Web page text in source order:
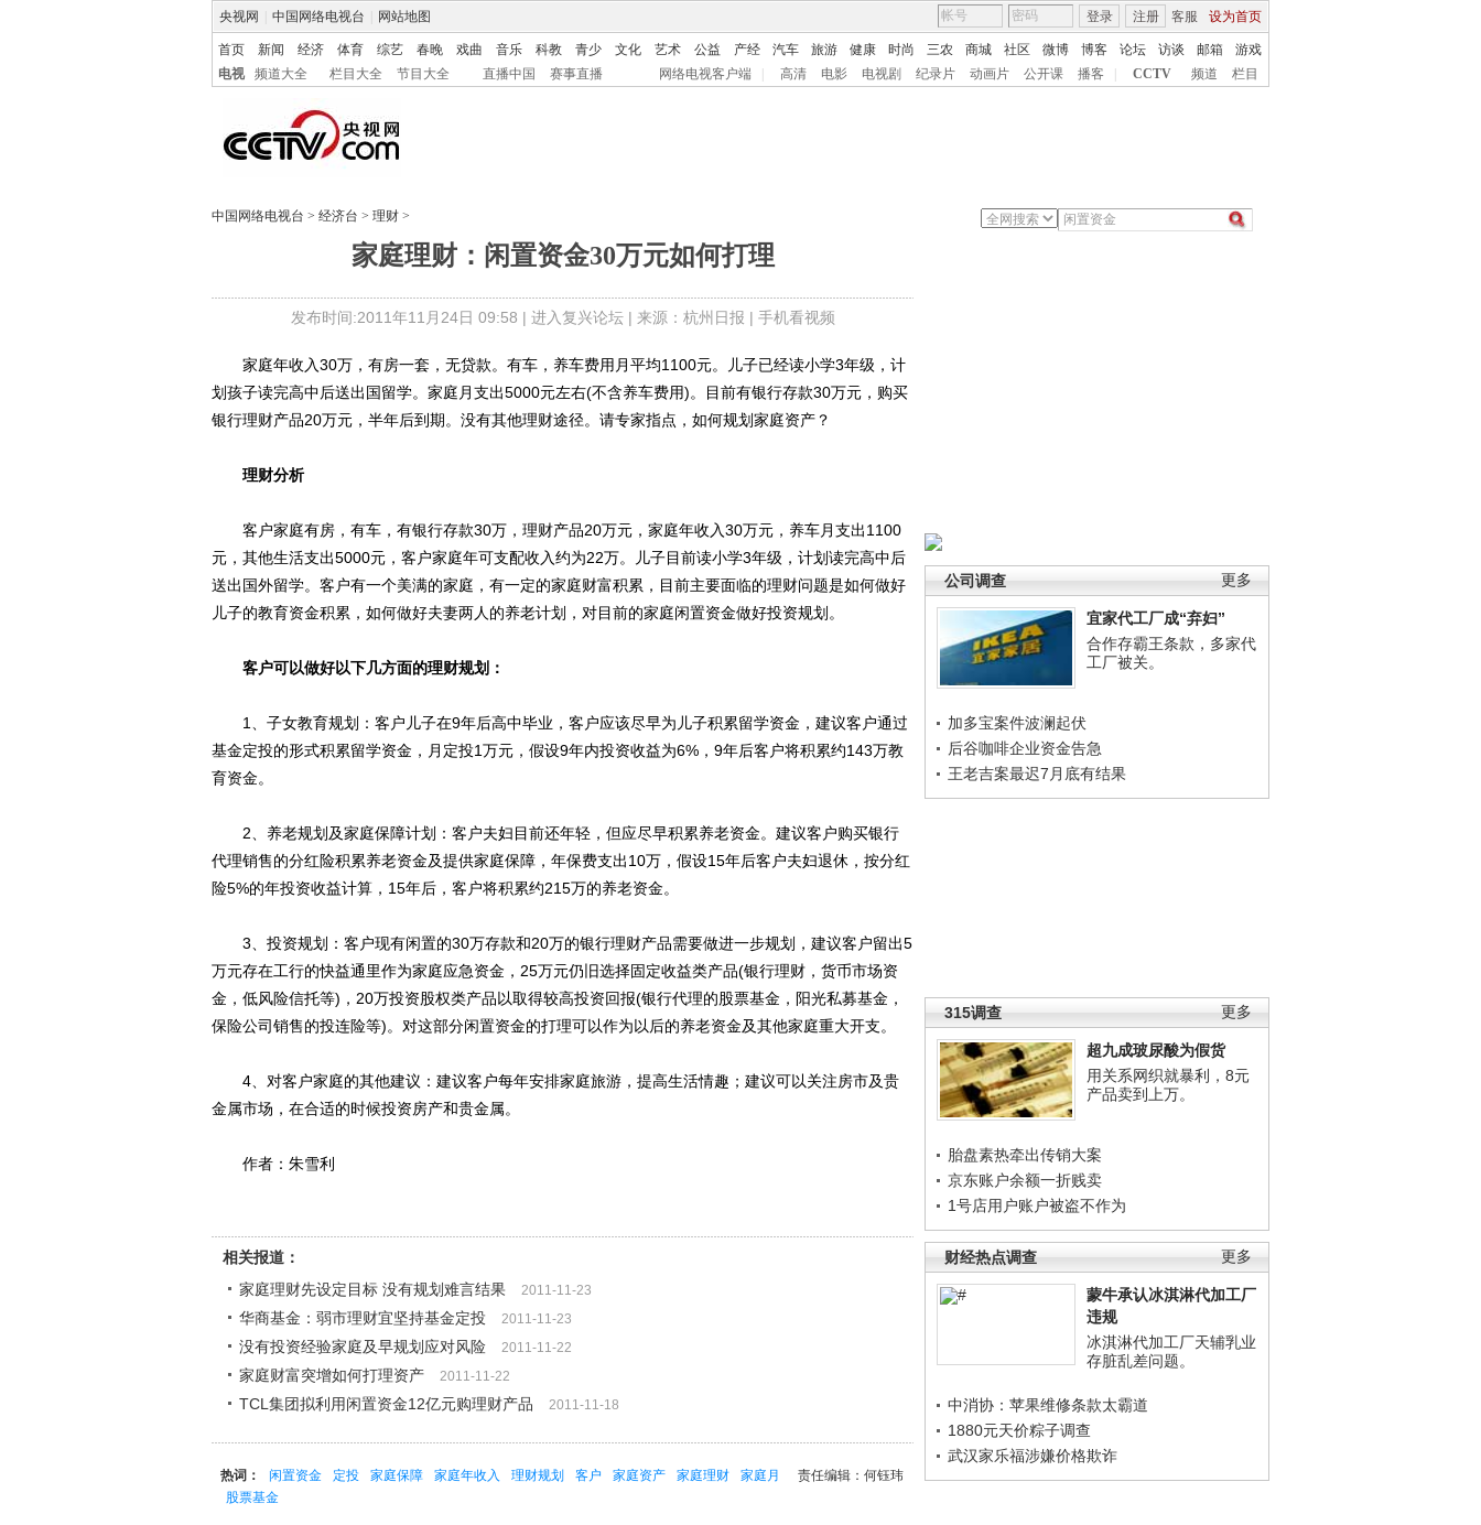
央视网 中国网络电视台 网站地图 客服 设为首页
登录 注册
首页 新闻 经济 体育 综艺 春晚 戏曲 音乐 科教 青少 文化 艺术 公益 产经 汽车 旅游 健康 时尚 三农 商城 社区 微博 博客 论坛 访谈 邮箱
游戏
电视
频道大全 栏目大全 节目大全 直播中国 赛事直播 网络电视客户端 高清 电影 电视剧 纪录片 动画片 公开课 播客 CCTV 频道 栏目
中国网络电视台 > 经济台 > 理财 >
家庭理财：闲置资金30万元如何打理
发布时间:2011年11月24日 09:58 | 进入复兴论坛| 来源：杭州日报 | 手机看视频
更多
公司调查
宜家代工厂成“弃妇”
合作存霸王条款，多家代
工厂被关。
加多宝案件波澜起伏
后谷咖啡企业资金告急
王老吉案最迟7月底有结果
更多
315调查
超九成玻尿酸为假货
用关系网织就暴利，8元
产品卖到上万。
胎盘素热牵出传销大案
京东账户余额一折贱卖
1号店用户账户被盗不作为
更多
财经热点调查
蒙牛承认冰淇淋代加工厂
违规
冰淇淋代加工厂天辅乳业
存脏乱差问题。
中消协：苹果维修条款太霸道
1880元天价粽子调查
武汉家乐福涉嫌价格欺诈
家庭年收入30万，有房一套，无贷款。有车，养车费用月平均1100元。儿子已经读小学3年级，计
划孩子读完高中后送出国留学。家庭月支出5000元左右(不含养车费用)。目前有银行存款30万元，购买
银行理财产品20万元，半年后到期。没有其他理财途径。请专家指点，如何规划家庭资产？
理财分析
客户家庭有房，有车，有银行存款30万，理财产品20万元，家庭年收入30万元，养车月支出1100
元，其他生活支出5000元，客户家庭年可支配收入约为22万。儿子目前读小学3年级，计划读完高中后
送出国外留学。客户有一个美满的家庭，有一定的家庭财富积累，目前主要面临的理财问题是如何做好
儿子的教育资金积累，如何做好夫妻两人的养老计划，对目前的家庭闲置资金做好投资规划。
客户可以做好以下几方面的理财规划：
1、子女教育规划：客户儿子在9年后高中毕业，客户应该尽早为儿子积累留学资金，建议客户通过
基金定投的形式积累留学资金，月定投1万元，假设9年内投资收益为6%，9年后客户将积累约143万教
育资金。
2、养老规划及家庭保障计划：客户夫妇目前还年轻，但应尽早积累养老资金。建议客户购买银行
代理销售的分红险积累养老资金及提供家庭保障，年保费支出10万，假设15年后客户夫妇退休，按分红
险5%的年投资收益计算，15年后，客户将积累约215万的养老资金。
3、投资规划：客户现有闲置的30万存款和20万的银行理财产品需要做进一步规划，建议客户留出5
万元存在工行的快益通里作为家庭应急资金，25万元仍旧选择固定收益类产品(银行理财，货币市场资
金，低风险信托等)，20万投资股权类产品以取得较高投资回报(银行代理的股票基金，阳光私募基金，
保险公司销售的投连险等)。对这部分闲置资金的打理可以作为以后的养老资金及其他家庭重大开支。
4、对客户家庭的其他建议：建议客户每年安排家庭旅游，提高生活情趣；建议可以关注房市及贵
金属市场，在合适的时候投资房产和贵金属。
作者：朱雪利
相关报道：
家庭理财先设定目标 没有规划难言结果
2011-11-23
华商基金：弱市理财宜坚持基金定投 2011-11-23
没有投资经验家庭及早规划应对风险 2011-11-22
家庭财富突增如何打理资产 2011-11-22
TCL集团拟利用闲置资金12亿元购理财产品 2011-11-18
责任编辑：何钰玮
热词： 闲置资金 定投 家庭保障 家庭年收入 理财规划 客户 家庭资产 家庭理财
家庭月
股票基金